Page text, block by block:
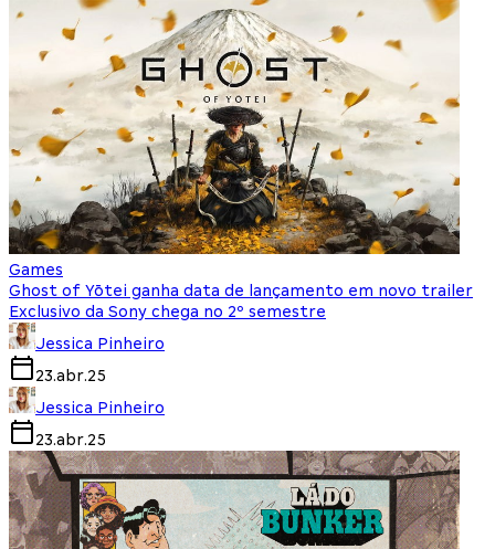
Games
Ghost of Yōtei ganha data de lançamento em novo trailer
Exclusivo da Sony chega no 2º semestre
Jessica Pinheiro
23.abr.25
Jessica Pinheiro
23.abr.25